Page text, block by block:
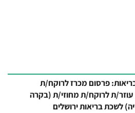
פרסום מכרז לרוקח/ת
ת לרוקח/ת מחוזי/ת (בקרה
לשכת בריאות ירושלים